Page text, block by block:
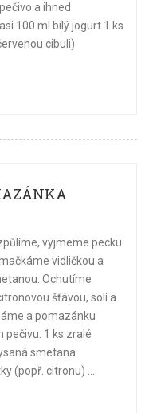
a ihned
100 ml bílý jogurt 1 ks
cibuli)
vyjmeme pecku
vidličkou a
Ochutíme
šťávou, solí a
a pomazánku
1 ks zralé
smetana
(popř. citronu) ...